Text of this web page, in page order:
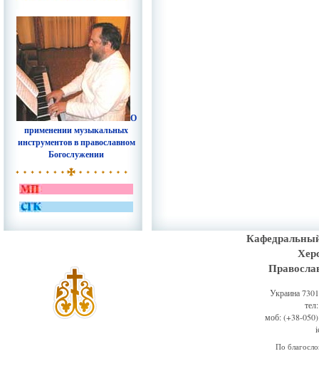
О
применении музыкальных
инструментов в православном
Богослужении
Украина
моб: (+38-
По